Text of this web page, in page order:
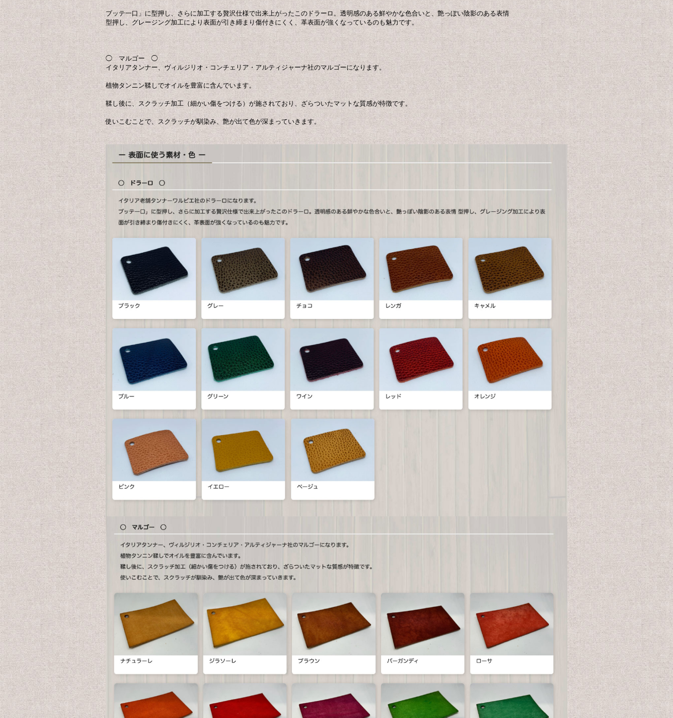
ブッテ一口」に型押し、さらに加工する贅沢仕様で出来上がったこのドラーロ。透明感のある鮮やかな色合いと、艶っぽい陰影のある表情
型押し、グレージング加工により表面が引き締まり傷付きにくく、革表面が強くなっているのも魅力です。
◯ マルゴー ◯
イタリアタンナー、ヴィルジリオ・コンチェリア・アルティジャーナ社のマルゴーになります。
植物タンニン鞣しでオイルを豊富に含んでいます。
鞣し後に、スクラッチ加工（細かい傷をつける）が施されており、ざらついたマットな質感が特徴です。
使いこむことで、スクラッチが馴染み、艶が出て色が深まっていきます。